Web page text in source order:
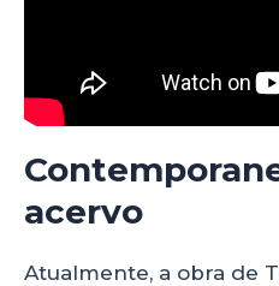
acervo
Atualmente, a obra de